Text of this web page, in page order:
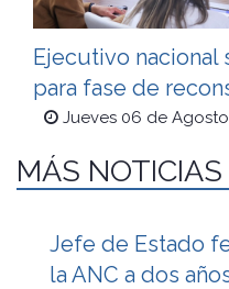
Ejecutivo nacional
para fase de
Jueves 06 de
MÁS NOTICIAS
Jefe de Estado
la ANC a dos